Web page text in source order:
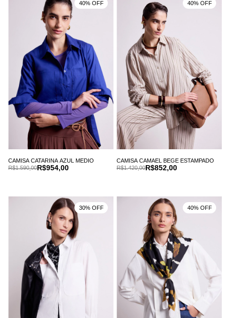
CAMISA CATARINA AZUL MEDIO
R$954,00
R$1.590,00
40% OFF
CAMISA CAMAEL BEGE ESTAMPADO
R$852,00
R$1.420,00
40% OFF
30% OFF 40% OFF